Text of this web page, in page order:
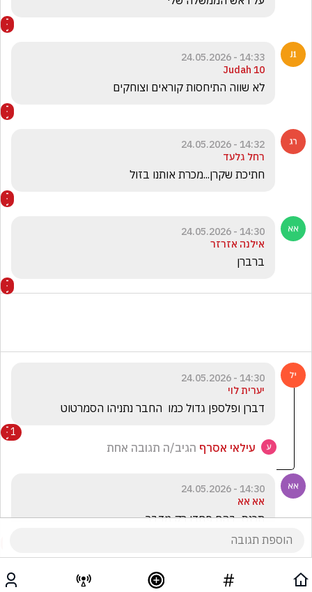
14:33 - 24.05.2026
Judah 10
לא שווה התיחסות קוראים וצוחקים
14:32 - 24.05.2026
רחל גלעד
חתיכת שקרן...מכרת אותנו בזול
14:30 - 24.05.2026
אילנה אזרזר
ברברן
14:30 - 24.05.2026
יערית לוי
דברן ופלספן גדול כמו  החבר נתניהו הסמרטוט
1
עילאי אסרף הגיב/ה תגובה אחת
14:30 - 24.05.2026
אא אא
תכנס  בהם פחדן רק מדבר